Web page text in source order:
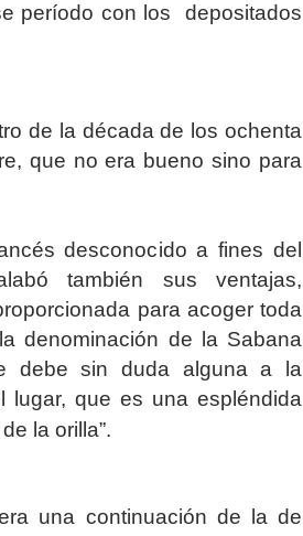
período con los depositados
de la década de los ochenta
que no era bueno sino para
desconocido a fines del
también sus ventajas,
para acoger toda
denominación de la Sabana
debe sin duda alguna a la
lugar, que es una espléndida
la orilla”.
una continuación de la de